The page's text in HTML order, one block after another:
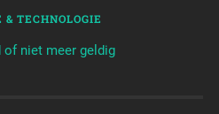
TECHNOLOGIE
of niet meer geldig